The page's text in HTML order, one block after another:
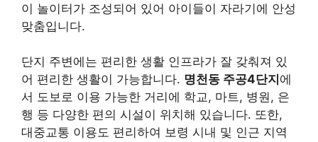
이 놀이터가 조성되어 있어 아이들이 자라기에 안성
맞춤입니다.
단지 주변에는 편리한 생활 인프라가 잘 갖춰져 있
어 편리한 생활이 가능합니다. 명천동 주공4단지 에
서 도보로 이용 가능한 거리에 학교, 마트, 병원, 은
행 등 다양한 편의 시설이 위치해 있습니다. 또한,
대중교통 이용도 편리하여 보령 시내 및 인근 지역